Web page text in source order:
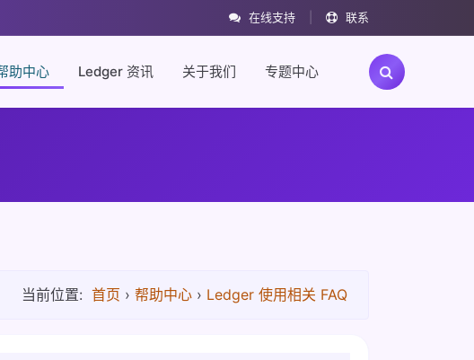
在线支持 联系
助中心 Ledger 资讯 关于我们 专题中心
当前位置: 首页 › 帮助中心 › Ledger 使用相关 FAQ